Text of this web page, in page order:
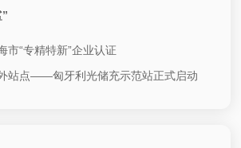
市“专精特新”企业认证
站点——匈牙利光储充示范站正式启动